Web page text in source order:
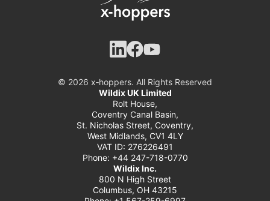
© 2026 x‑hoppers. All Rights Reserved
Wildix UK Limited
Rolt House,
Coventry Canal Basin,
St. Nicholas Street, Coventry,
West Midlands, CV1 4LY
VAT ID: 276226491
Phone: +44 247-718-0770
Wildix Inc.
800 N High Street
Columbus, OH 43215